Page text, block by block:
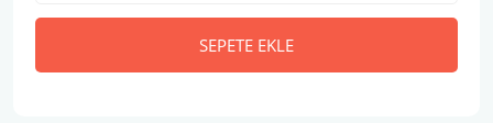
SEPETE EKLE